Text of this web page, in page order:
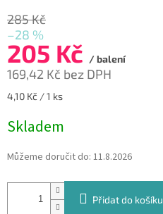
285 Kč
–28 %
205 Kč / balení
169,42 Kč bez DPH
Měrná
4,10 Kč / 1 ks
Skladem
Můžeme doručit do: 11.8.2026
Přidat do košíku